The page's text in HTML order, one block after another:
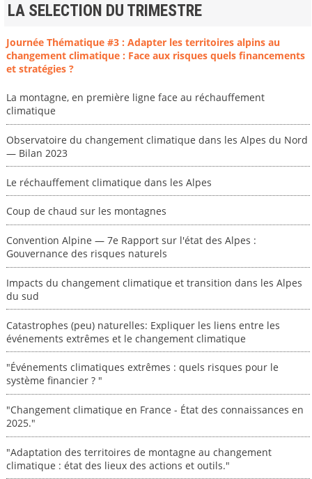
LA SELECTION DU TRIMESTRE
Journée Thématique #3 : Adapter les territoires alpins au
changement climatique : Face aux risques quels financements
et stratégies ?
La montagne, en première ligne face au réchauffement
climatique
Observatoire du changement climatique dans les Alpes du Nord
— Bilan 2023
Le réchauffement climatique dans les Alpes
Coup de chaud sur les montagnes
Convention Alpine — 7e Rapport sur l'état des Alpes :
Gouvernance des risques naturels
Impacts du changement climatique et transition dans les Alpes
du sud
Catastrophes (peu) naturelles: Expliquer les liens entre les
événements extrêmes et le changement climatique
"Événements climatiques extrêmes : quels risques pour le
système financier ? "
"Changement climatique en France - État des connaissances en
2025."
"Adaptation des territoires de montagne au changement
climatique : état des lieux des actions et outils."